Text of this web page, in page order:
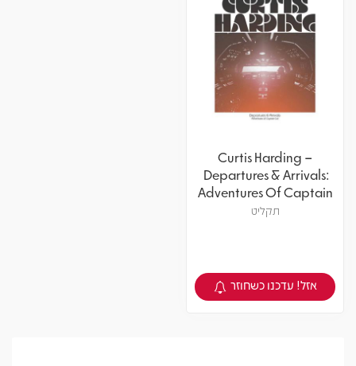
Curtis Harding –
Departures & Arrivals:
Adventures Of Captain
Curt
תקליט
צפיה במוצר
אזל! עדכנו כשחוזר